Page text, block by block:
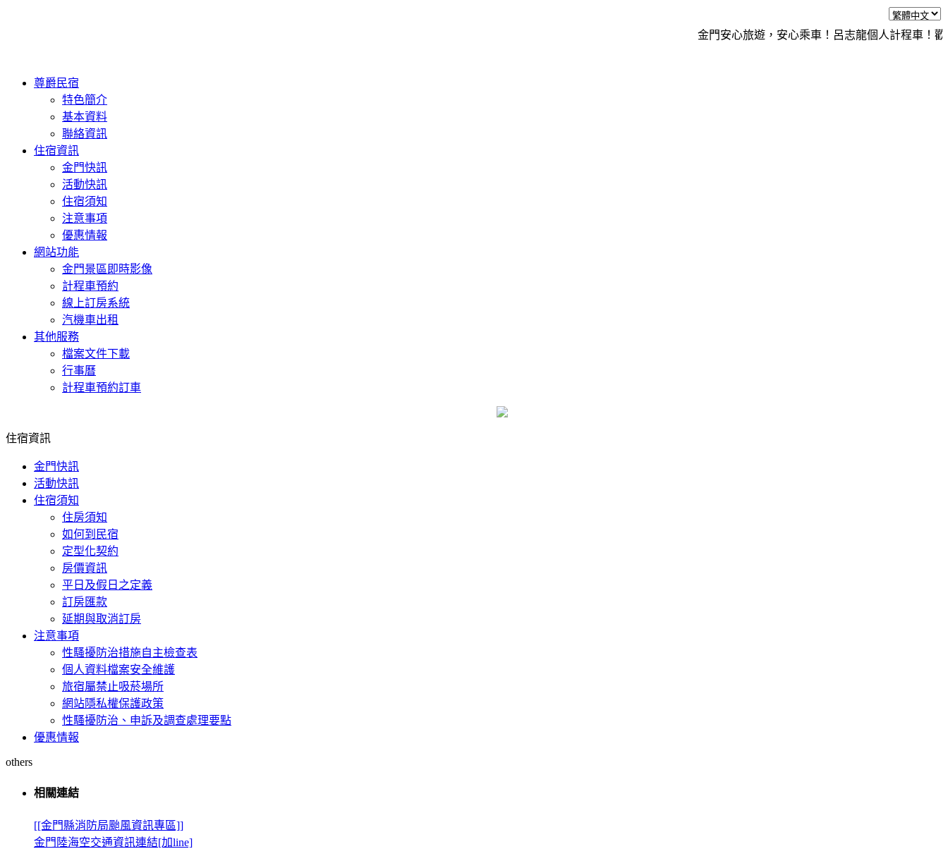
金門安心旅遊，安心乘車！呂志龍個人計程車！歡迎
尊爵民宿
特色簡介
基本資料
聯絡資訊
住宿資訊
金門快訊
活動快訊
住宿須知
注意事項
優惠情報
網站功能
金門景區即時影像
計程車預約
線上訂房系統
汽機車出租
其他服務
檔案文件下載
行事曆
計程車預約訂車
住宿資訊
金門快訊
活動快訊
住宿須知
住房須知
如何到民宿
定型化契約
房價資訊
平日及假日之定義
訂房匯款
延期與取消訂房
注意事項
性騷擾防治措施自主檢查表
個人資料檔案安全維護
旅宿屬禁止吸菸場所
網站隱私權保護政策
性騷擾防治、申訴及調查處理要點
優惠情報
others
相關連結
[[金門縣消防局颱風資訊專區]]
金門陸海空交通資訊連結[加line]